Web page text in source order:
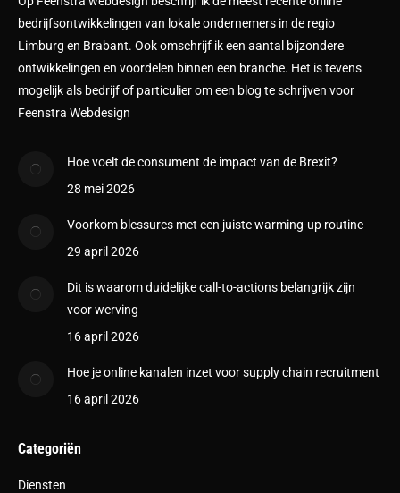
bedrijfsontwikkelingen van lokale ondernemers in de regio
Limburg en Brabant. Ook omschrijf ik een aantal bijzondere
ontwikkelingen en voordelen binnen een branche. Het is tevens
mogelijk als bedrijf of particulier om een blog te schrijven voor
Feenstra Webdesign
Hoe voelt de consument de impact van de Brexit?
28 mei 2026
Voorkom blessures met een juiste warming-up routine
29 april 2026
Dit is waarom duidelijke call-to-actions belangrijk zijn
voor werving
16 april 2026
Hoe je online kanalen inzet voor supply chain recruitment
16 april 2026
Categoriën
Diensten